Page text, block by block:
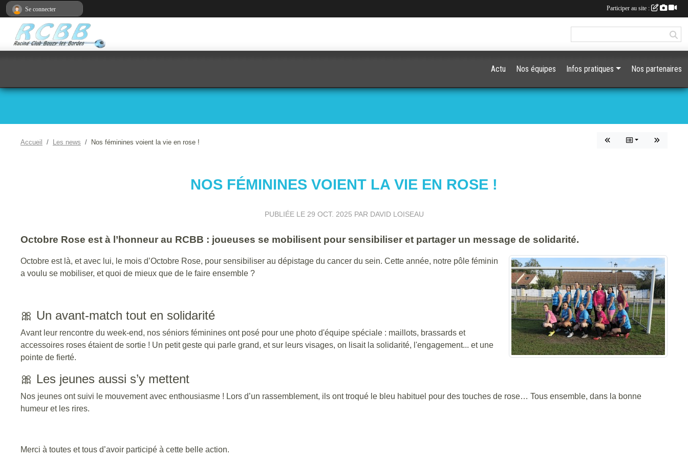
Accueil Les news Nos féminines voient la vie en rose !
NOS FÉMININES VOIENT LA VIE EN ROSE !
PUBLIÉE LE 29 OCT. 2025 PAR DAVID LOISEAU
Octobre Rose est à l’honneur au RCBB : joueuses se mobilisent pour sensibiliser et partager un message de solidarité.
Octobre est là, et avec lui, le mois d’Octobre Rose, pour sensibiliser au dépistage du cancer du sein. Cette année, notre pôle féminin
a voulu se mobiliser, et quoi de mieux que de le faire ensemble ?
🎀 Un avant-match tout en solidarité
Avant leur rencontre du week-end, nos séniors féminines ont posé pour une photo d'équipe spéciale : maillots, brassards et
accessoires roses étaient de sortie ! Un petit geste qui parle grand, et sur leurs visages, on lisait la solidarité, l'engagement... et une
pointe de fierté.
🎀 Les jeunes aussi s’y mettent
Nos jeunes ont suivi le mouvement avec enthousiasme ! Lors d’un rassemblement, ils ont troqué le bleu habituel pour des touches de rose… Tous ensemble, dans la bonne
humeur et les rires.
Merci à toutes et tous d’avoir participé à cette belle action.
Actu Nos équipes Infos pratiques Nos partenaires
Se connecter Participer au site :
Panneau de gestion des cookies